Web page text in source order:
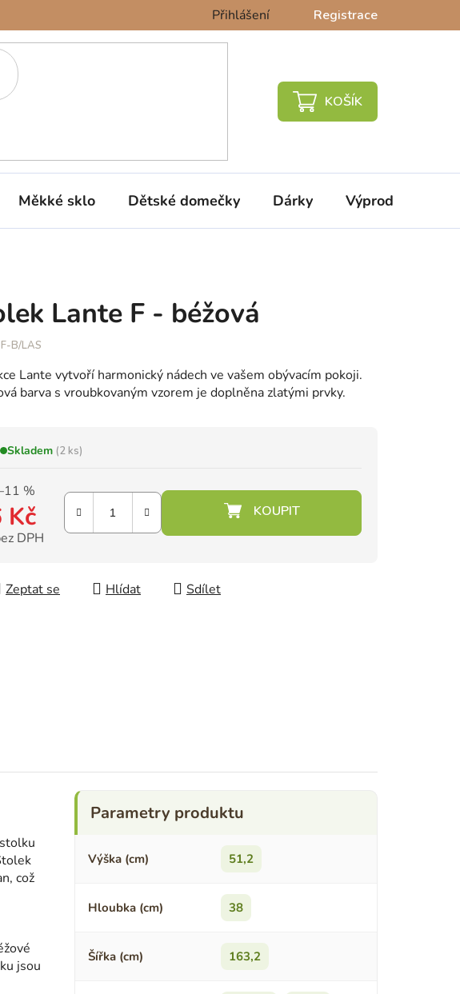
Přihlášení Registrace
NÁKUPNÍ
Měkké sklo Dětské domečky Dárky Výprodej %
Lante F - béžová
B/LAS
Lante vytvoří harmonický nádech ve vašem obývacím pokoji.
barva s vroubkovaným vzorem je doplněna zlatými prvky.
Skladem (2 ks)
%
Kč
DPH
Zeptat se Hlídat Sdílet
což
jsou
Výška (cm) 51,2
Hloubka (cm) 38
Šířka (cm) 163,2